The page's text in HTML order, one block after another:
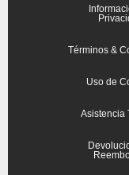
Términos &
Uso de
Asistencia